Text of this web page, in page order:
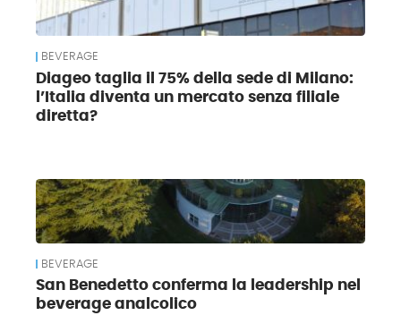
BEVERAGE
Diageo taglia il 75% della sede di Milano:
l’Italia diventa un mercato senza filiale
diretta?
BEVERAGE
San Benedetto conferma la leadership nel
beverage analcolico